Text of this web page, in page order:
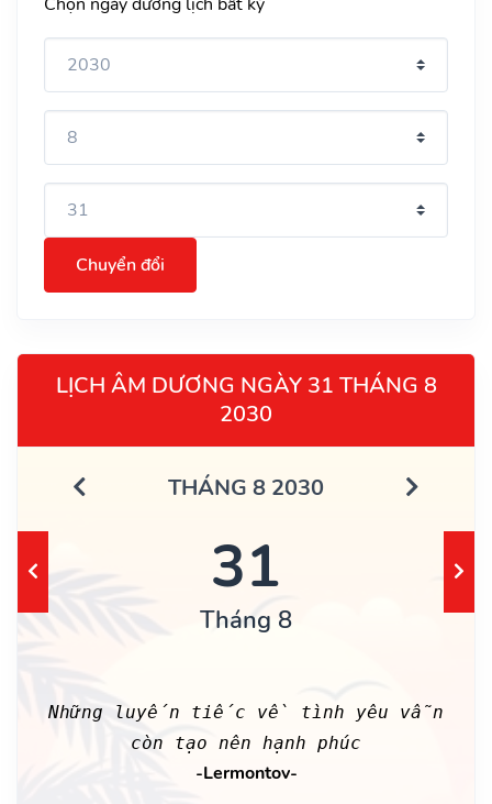
Chuyển đổi
LỊCH ÂM DƯƠNG NGÀY 31 THÁNG 8
2030
THÁNG 8 2030
31
Tháng 8
Những luyến tiếc về tình yêu vẫn
còn tạo nên hạnh phúc
-Lermontov-